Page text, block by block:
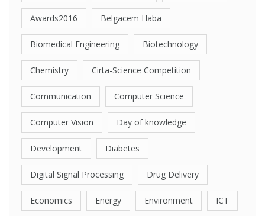
Awards2016 Belgacem Haba
Biomedical Engineering Biotechnology
Chemistry Cirta-Science Competition
Communication Computer Science
Computer Vision Day of knowledge
Development Diabetes
Digital Signal Processing Drug Delivery
Economics Energy Environment ICT